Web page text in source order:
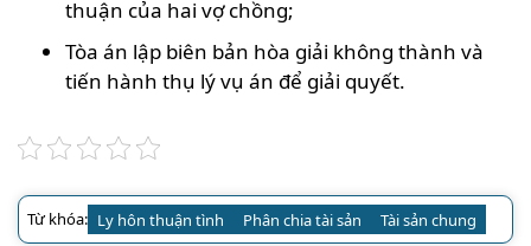
thuận của hai vợ chồng;
Tòa án lập biên bản hòa giải không thành và
tiến hành thụ lý vụ án để giải quyết.
Từ khóa: Ly hôn thuận tình Phân chia tài sản Tài sản chung